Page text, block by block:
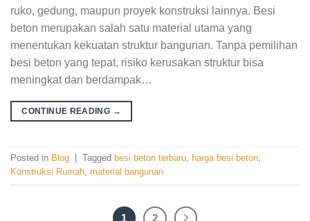
ruko, gedung, maupun proyek konstruksi lainnya. Besi
beton merupakan salah satu material utama yang
menentukan kekuatan struktur bangunan. Tanpa pemilihan
besi beton yang tepat, risiko kerusakan struktur bisa
meningkat dan berdampak…
CONTINUE READING →
Posted in Blog Tagged besi beton terbaru, harga besi beton,
Konstruksi Rumah, material bangunan
1 2